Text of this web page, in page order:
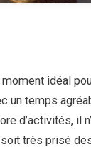
idéal
un temps
d’activités, il
très prisé